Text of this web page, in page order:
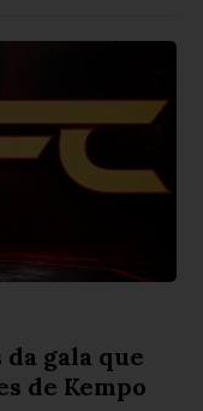
da gala que
de Kempo